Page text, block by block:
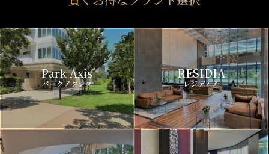
Park Axis
パークアクシス
RESIDIA
レジディア